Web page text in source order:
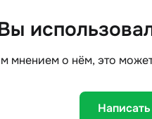
мнением о нём, это